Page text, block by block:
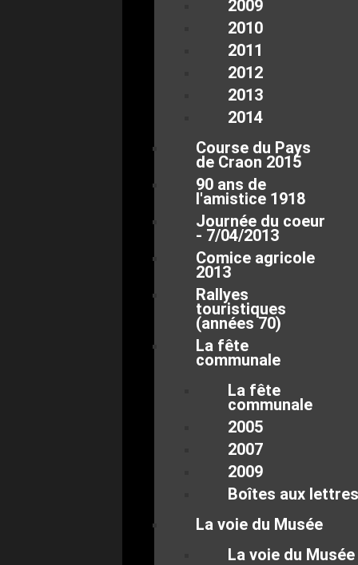
2009
2010
2011
2012
2013
2014
Course du Pays
de Craon 2015
90 ans de
l'amistice 1918
Journée du coeur
- 7/04/2013
Comice agricole
2013
Rallyes
touristiques
(années 70)
La fête
communale
La fête
communale
2005
2007
2009
Boîtes aux lettres
La voie du Musée
La voie du Musée